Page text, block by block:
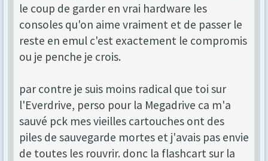
le coup de garder en vrai hardware les
consoles qu'on aime vraiment et de passer le
reste en emul c'est exactement le compromis
ou je penche je crois.
par contre je suis moins radical que toi sur
l'Everdrive, perso pour la Megadrive ca m'a
sauvé pck mes vieilles cartouches ont des
piles de sauvegarde mortes et j'avais pas envie
de toutes les rouvrir. donc la flashcart sur la